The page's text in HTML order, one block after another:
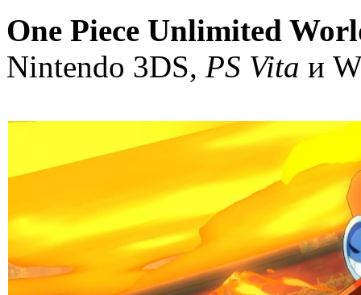
One Piece Unlimited
Nintendo 3DS, PS Vita и